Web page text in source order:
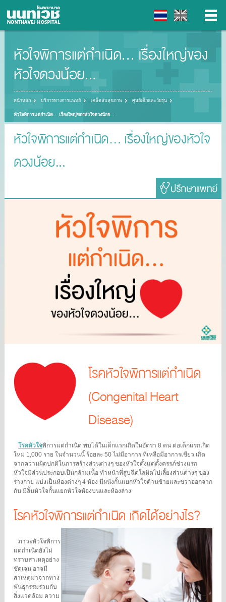
หัวใจพิการแต่กำเนิด… เรื่องใหญ่ของ
หัวใจดวงน้อย...
หน้าหลัก บริการทางการแพทย์ เคล็ดลับสุขภาพ ศูนย์เด็กและวัยรุ่น
หัวใจพิการแต่กำเนิด… เรื่องใหญ่ของหัวใจดวงน้อย...
หัวใจพิการแต่กำเนิด… เรื่องใหญ่ของหัวใจ
ดวงน้อย...
โรคหัวใจพิการแต่กำเนิด
(Congenital Heart
Disease)
โรคหัวใจพิการแต่กำเนิด พบได้ในเด็กแรกเกิดในอัตรา 8 คน ต่อเด็กแรกเกิด
ใหม่ 1,000 ราย ในจำนวนนี้ ร้อยละ 50 ไม่มีอาการ ที่เหลือมีอาการเขียว เกิด
จากความผิดปกติในการสร้างส่วนต่างๆ ของหัวใจตั้งแต่ตั้งครรภ์ช่วงแรก
หัวใจมีส่วนประกอบเป็นกล้ามเนื้อ ทำหน้าที่สูบฉีดโลหิตไปเลี้ยงส่วนต่างๆ ของ
ร่างกาย แบ่งเป็นห้องต่างๆ 4 ห้อง มีผนังกั้นแยกหัวใจด้านซ้ายและขวาออกจาก
กัน มีลิ้นหัวใจกั้นแยกหัวใจห้องบนและห้องล่าง
โรคหัวใจพิการแต่กำเนิด เกิดได้อย่างไร?
ภาวะหัวใจพิการ
แต่กำเนิดยังไม่
ทราบสาเหตุอย่าง
ชัดเจน อาจมี
สาเหตุมาจากทาง
พันธุกรรมร่วมกับ
สิ่งแวดล้อม ความ